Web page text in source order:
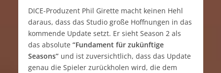
DICE-Produzent Phil Girette macht keinen Hehl
daraus, dass das Studio große Hoffnungen in das
kommende Update setzt. Er sieht Season 2 als
das absolute “Fundament für zukünftige
Seasons”und ist zuversichtlich, dass das Update
genau die Spieler zurückholen wird, die dem